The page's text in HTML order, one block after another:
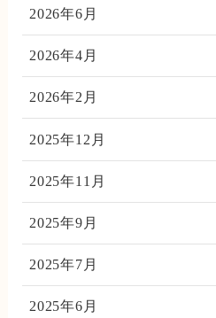
2026年6月
2026年4月
2026年2月
2025年12月
2025年11月
2025年9月
2025年7月
2025年6月